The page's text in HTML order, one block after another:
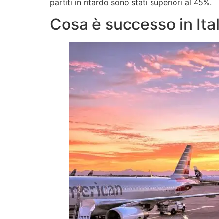
partiti in ritardo sono stati superiori al 45%.
Cosa è successo in